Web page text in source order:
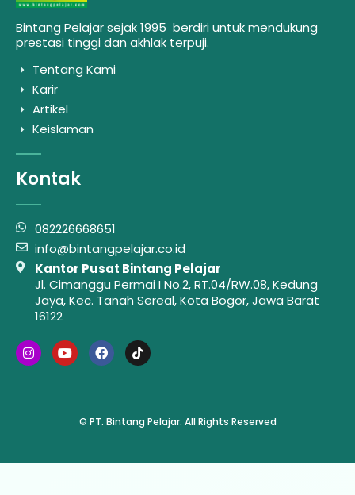
Bintang Pelajar sejak 1995 berdiri untuk mendukung
prestasi tinggi dan akhlak terpuji.
Tentang Kami
Karir
Artikel
Keislaman
Kontak
082226668651
info@bintangpelajar.co.id
Kantor Pusat Bintang Pelajar
Jl. Cimanggu Permai I No.2, RT.04/RW.08, Kedung
Jaya, Kec. Tanah Sereal, Kota Bogor, Jawa Barat
16122
© PT. Bintang Pelajar. All Rights Reserved